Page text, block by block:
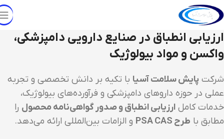
ارزیابی انطباق در صنایع دارویی دامپزشکی،
واکسن و مواد بیولوژیک
شرکت پایش سلامت آسیا با تکیه بر دانش تخصصی و تجربه
عملی در حوزه داروهای دامپزشکی و فرآورده‌های بیولوژیک،
خدمات کامل ارزیابی انطباق و صدور گواهی‌نامه محصول را
مطابق با طرح PSA CAS و الزامات بین‌المللی ارائه می‌دهد.